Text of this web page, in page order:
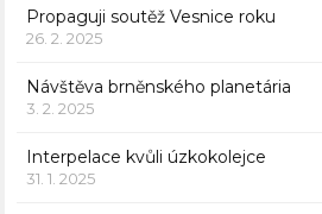
Propaguji soutěž Vesnice roku
26. 2. 2025
Návštěva brněnského planetária
3. 2. 2025
Interpelace kvůli úzkokolejce
31. 1. 2025